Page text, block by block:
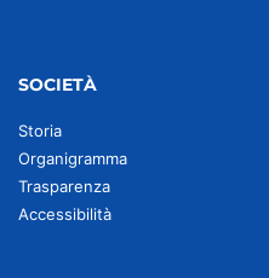
SOCIETÀ
Storia
Organigramma
Trasparenza
Accessibilità